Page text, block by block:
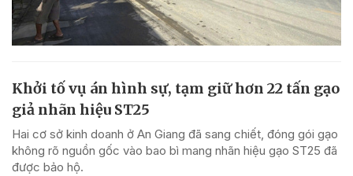
Khởi tố vụ án hình sự, tạm giữ hơn 22 tấn gạo
giả nhãn hiệu ST25
Hai cơ sở kinh doanh ở An Giang đã sang chiết, đóng gói gạo
không rõ nguồn gốc vào bao bì mang nhãn hiệu gạo ST25 đã
được bảo hộ.